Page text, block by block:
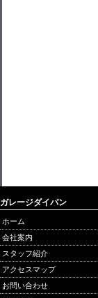
ガレージダイバン
ホーム
会社案内
スタッフ紹介
アクセスマップ
お問い合わせ